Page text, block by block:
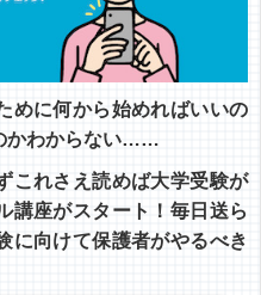
めに何から始めればいいの
かわからない……
これさえ読めば大学受験が
講座がスタート！毎日送ら
に向けて保護者がやるべき